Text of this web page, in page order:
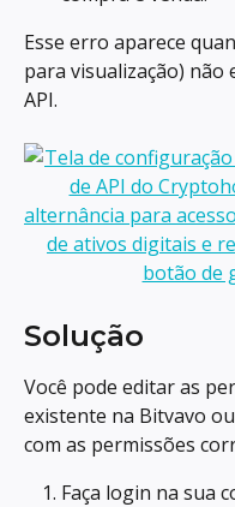
Esse erro aparece
para visualização) não
API.
Solução
Você pode editar as
existente na Bitvavo
com as permissões
Faça login na sua